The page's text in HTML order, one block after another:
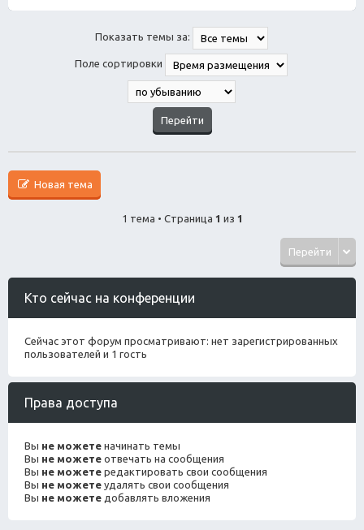
Показать темы за:
Поле сортировки
Новая тема
1 тема • Страница 1 из 1
Перейти
Кто сейчас на конференции
Сейчас этот форум просматривают: нет зарегистрированных
пользователей и 1 гость
Права доступа
Вы не можете начинать темы
Вы не можете отвечать на сообщения
Вы не можете редактировать свои сообщения
Вы не можете удалять свои сообщения
Вы не можете добавлять вложения